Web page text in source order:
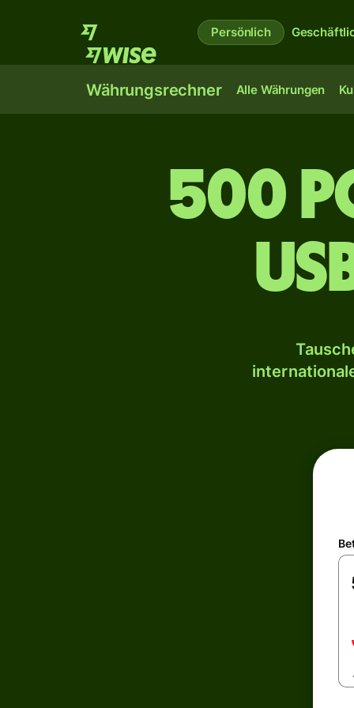
Persönlich
Währungsrechner Alle Währungen
500